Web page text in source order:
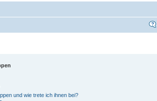
und wie trete ich ihnen bei?